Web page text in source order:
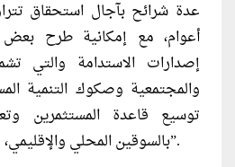
أعوام، مع إمكانية طرح
إصدارات الاستدامة والتي
والمجتمعية وصكوك التنمية
توسيع قاعدة المستثمرين
بالسوقين المحلي والإقليمي، وفق صحيفة “البورصة”.